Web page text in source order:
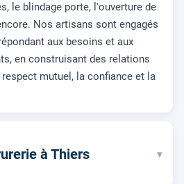
le blindage porte, l'ouverture de
Nos artisans sont engagés
aux besoins et aux
en construisant des relations
mutuel, la confiance et la
à Thiers ▾